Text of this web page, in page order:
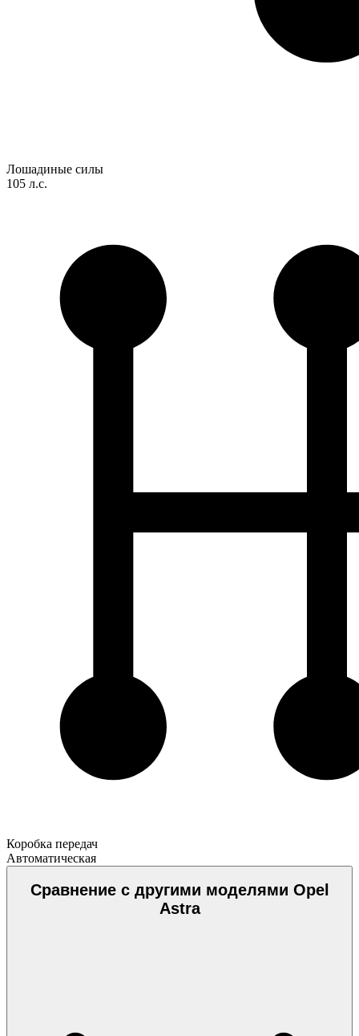
Лошадиные силы
105 л.с.
Коробка передач
Автоматическая
Сравнение с другими моделями Opel
Astra